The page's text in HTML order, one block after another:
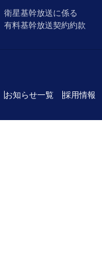
衛星基幹放送に係る
有料基幹放送契約約款
お知らせ一覧 採用情報